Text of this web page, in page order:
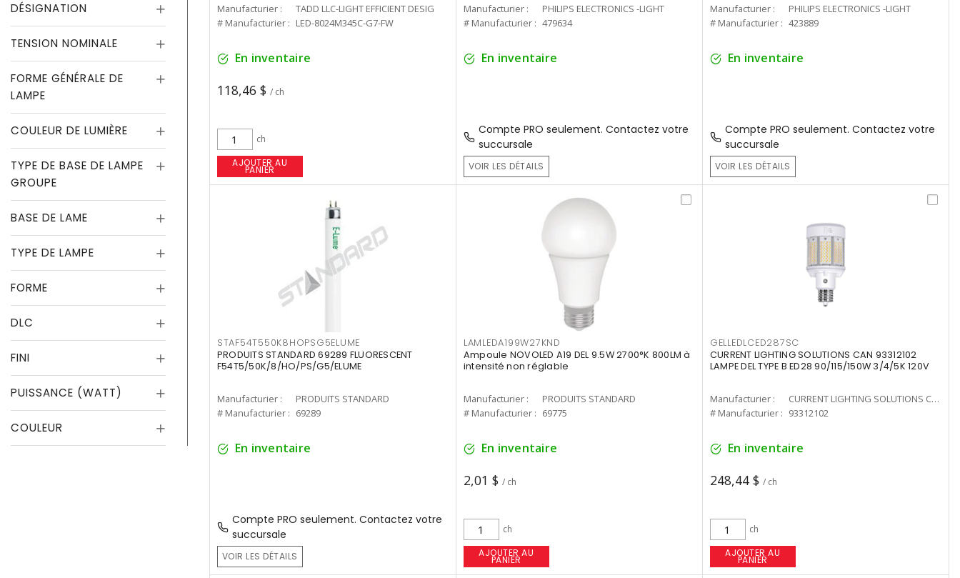
DÉSIGNATION
TENSION NOMINALE
FORME GÉNÉRALE DE
LAMPE
COULEUR DE LUMIÈRE
TYPE DE BASE DE LAMPE
GROUPE
BASE DE LAME
TYPE DE LAMPE
FORME
DLC
FINI
PUISSANCE (WATT)
COULEUR
Manufacturier :
TADD LLC-LIGHT EFFICIENT DESIG
# Manufacturier : LED-8024M345C-G7-FW
En inventaire
118,46 $ / ch
ch
AJOUTER AU
PANIER
Manufacturier :
PHILIPS ELECTRONICS -LIGHT
# Manufacturier : 479634
En inventaire
Compte PRO seulement. Contactez votre
succursale
VOIR LES DÉTAILS
Manufacturier :
PHILIPS ELECTRONICS -LIGHT
# Manufacturier : 423889
En inventaire
Compte PRO seulement. Contactez votre
succursale
VOIR LES DÉTAILS
STAF54T550K8HOPSG5ELUME
PRODUITS STANDARD 69289 FLUORESCENT
F54T5/50K/8/HO/PS/G5/ELUME
Manufacturier :
PRODUITS STANDARD
# Manufacturier : 69289
En inventaire
Compte PRO seulement. Contactez votre
succursale
VOIR LES DÉTAILS
LAMLEDA199W27KND
Ampoule NOVOLED A19 DEL 9.5W 2700°K 800LM à
intensité non réglable
Manufacturier :
PRODUITS STANDARD
# Manufacturier : 69775
En inventaire
2,01 $ / ch
ch
AJOUTER AU
PANIER
GELLEDLCED287SC
CURRENT LIGHTING SOLUTIONS CAN 93312102
LAMPE DEL TYPE B ED28 90/115/150W 3/4/5K 120V
Manufacturier :
CURRENT LIGHTING SOLUTIONS CAN
# Manufacturier : 93312102
En inventaire
248,44 $ / ch
ch
AJOUTER AU
PANIER